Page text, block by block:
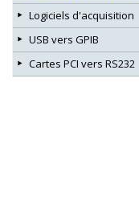
Logiciels d'acquisition
USB vers GPIB
Cartes PCI vers RS232